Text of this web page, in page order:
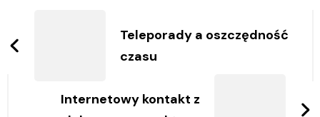
wpisy
Teleporady a oszczędność
czasu
Internetowy kontakt z